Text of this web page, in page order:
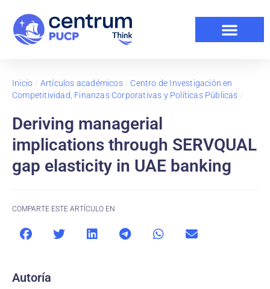
Inicio / Artículos académicos/ Centro de Investigación en
Competitividad, Finanzas Corporativas y Políticas Públicas /
Deriving managerial
implications through SERVQUAL
gap elasticity in UAE banking
COMPARTE ESTE ARTÍCULO EN
Autoría